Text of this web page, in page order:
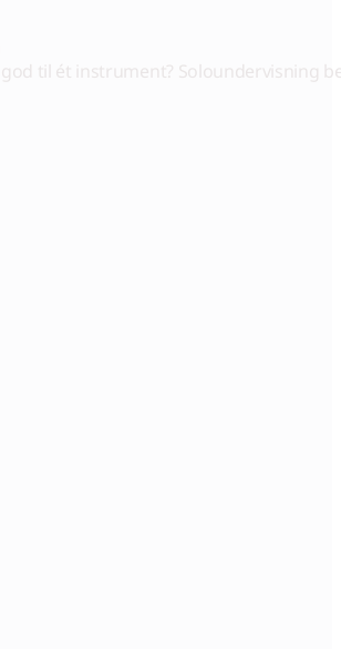
til ét instrument? Soloundervisning